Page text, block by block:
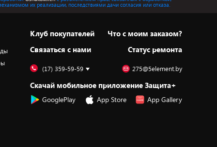
их реализации, последствиями дачи согласия или отказа.
Клуб покупателей
Cвязаться с нами
Что с моим заказом?
Статус ремонта
(17) 359-59-59 275@5element.by
Скачай мобильное приложение Защита+
GooglePlay App Store App Gallery